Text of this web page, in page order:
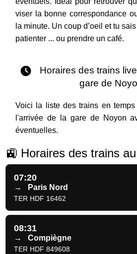
viser la bonne correspondance
la minute. Un coup d’oeil et tu
patienter ... ou prendre un café.
Horaires des trains
gare de
Voici la liste des trains en
l'arrivée de la gare de Noyon
éventuelles.
🚉 Horaires des trains
07:20
→ Paris Nord
TER HDF 16462
08:31
→ Compiègne
TER HDF 849608